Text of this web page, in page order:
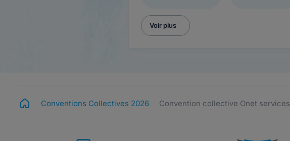
Voir plus
Conventions Collectives 2026 Convention collective Onet services